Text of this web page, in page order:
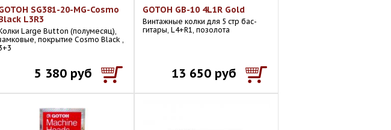
SG381-20-MG-Cosmo
L3R3
Large Button (полумесяц),
покрытие Cosmo Black ,
5 380 руб
GOTOH GB-10 4L1R Gold
Винтажные колки для 5 стр бас-
гитары, L4+R1, позолота
13 650 руб